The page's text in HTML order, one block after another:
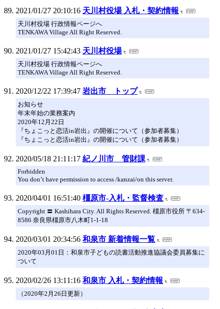
2021/01/27 20:10:16 天川村役場 入札・契約情報
天川村役場 行政情報ページへ
TENKAWA Village All Right Reserved.
2021/01/27 15:42:43 天川村役場
天川村役場 行政情報ページへ
TENKAWA Village All Right Reserved.
2020/12/22 17:39:47 岩出市 トップ
お知らせ
年末年始の業務案内
2020年12月22日
『ちょこっと恋活in岩出』の開催について（参加者募集）
『ちょこっと恋活in岩出』の開催について（参加者募集）
2020/05/18 21:11:17 紀ノ川市 管財課
Forbidden
You don’t have permission to access /kanzai/on this server.
2020/04/01 16:51:40 橿原市-入札・監督検査
Copyright 〓 Kashihara City. All Rights Reserved. 橿原市役所 〒634-
8586 奈良県橿原市八木町1-1-18
2020/03/01 20:34:56 和泉市 新着情報一覧
2020年03月01日：和泉市子どもの読書活動推進協議会委員募集に
ついて
2020/02/26 13:11:16 和泉市 入札・契約情報
（2020年2月26日更新）